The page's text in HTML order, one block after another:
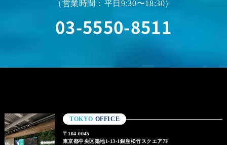
（営業時間：平日9:30〜18:30）
03-5550-8511
TOKYO OFFICE
〒104-0045
東京都中央区築地1-13-1銀座松竹スクエア7F